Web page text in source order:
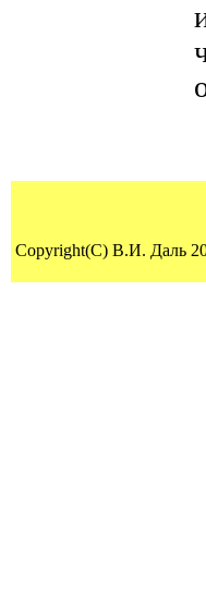
Copyright(C) В.И. Даль